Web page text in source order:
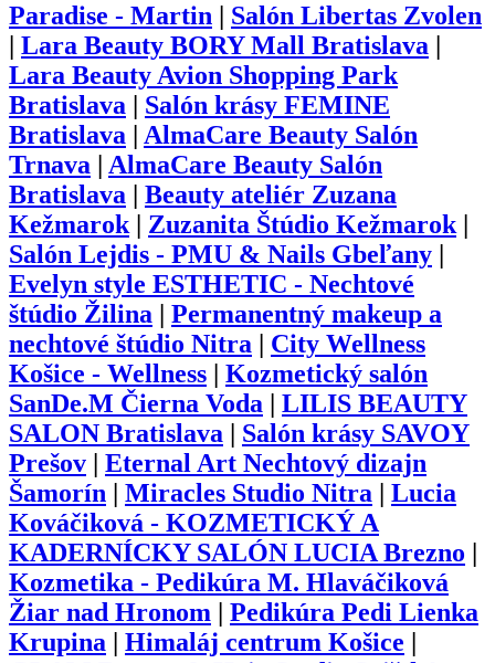
Paradise - Martin
Salón Libertas Zvolen
Lara Beauty BORY Mall Bratislava
Lara Beauty Avion Shopping Park
Bratislava
Salón krásy FEMINE
Bratislava
AlmaCare Beauty Salón
Trnava
AlmaCare Beauty Salón
Bratislava
Beauty ateliér Zuzana
Kežmarok| Zuzanita Štúdio Kežmarok|
Salón Lejdis - PMU & Nails Gbeľany
Evelyn style ESTHETIC - Nechtové
štúdio Žilina
Permanentný makeup a
nechtové štúdio Nitra
City Wellness
Košice - Wellness
Kozmetický salón
SanDe.M Čierna Voda
LILIS BEAUTY
SALON Bratislava
Salón krásy SAVOY
Prešov
Eternal Art Nechtový dizajn
Šamorín
Miracles Studio Nitra
Lucia
Kováčiková - KOZMETICKÝ A
KADERNÍCKY SALÓN LUCIA Brezno
Kozmetika - Pedikúra M. Hlaváčiková
Žiar nad Hronom
Pedikúra Pedi Lienka
Krupina
Himaláj centrum Košice